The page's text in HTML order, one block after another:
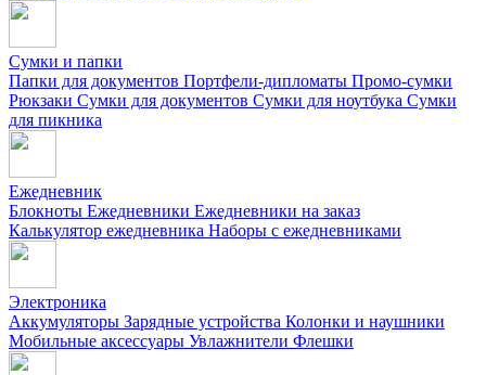
Сумки и папки
Папки для документов Портфели-дипломаты Промо-сумки
Рюкзаки Сумки для документов Сумки для ноутбука Сумки
для пикника
Ежедневник
Блокноты Ежедневники Ежедневники на заказ
Калькулятор ежедневника Наборы с ежедневниками
Электроника
Аккумуляторы Зарядные устройства Колонки и наушники
Мобильные аксессуары Увлажнители Флешки